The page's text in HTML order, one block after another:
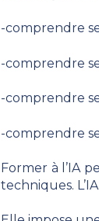
-comprendre
-comprendre
-comprendre
-comprendre
Former à l’IA
techniques.